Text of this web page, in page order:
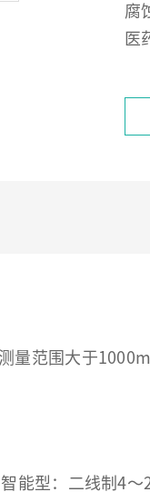
腐
医
量范围大于
能型：二线制4～